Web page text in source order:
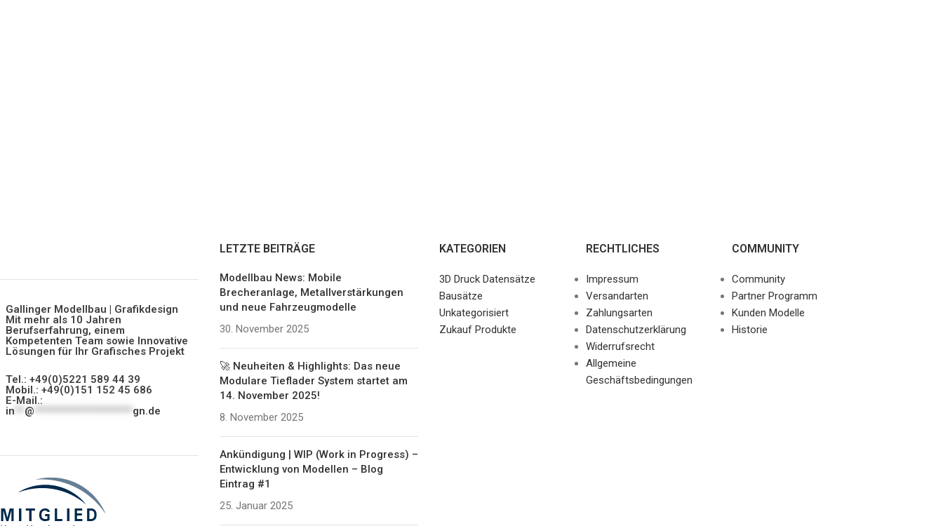
Gallinger Modellbau | Grafikdesign
Mit mehr als 10 Jahren
Berufserfahrung, einem
Kompetenten Team sowie Innovative
Lösungen für Ihr Grafisches Projekt
Tel.: +49(0)5221 589 44 39
Mobil.: +49(0)151 152 45 686
E-Mail.:
in
@ ******************** gn.de
LETZTE BEITRÄGE
Modellbau News: Mobile
Brecheranlage, Metallverstärkungen
und neue Fahrzeugmodelle
30. November 2025
🚀 Neuheiten & Highlights: Das neue
Modulare Tieflader System startet am
14. November 2025!
8. November 2025
Ankündigung | WIP (Work in Progress) –
Entwicklung von Modellen – Blog
Eintrag #1
25. Januar 2025
KATEGORIEN
3D Druck Datensätze
Bausätze
Unkategorisiert
Zukauf Produkte
RECHTLICHES
Impressum
Versandarten
Zahlungsarten
Datenschutzerklärung
Widerrufsrecht
Allgemeine
Geschäftsbedingungen
COMMUNITY
Community
Partner Programm
Kunden Modelle
Historie